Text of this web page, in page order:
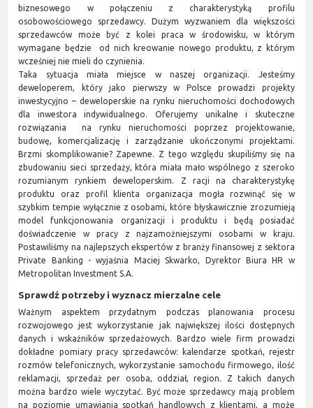
biznesowego w połączeniu z charakterystyką profilu
osobowościowego sprzedawcy. Dużym wyzwaniem dla większości
sprzedawców może być z kolei praca w środowisku, w którym
wymagane będzie od nich kreowanie nowego produktu, z którym
wcześniej nie mieli do czynienia.
Taka sytuacja miała miejsce w naszej organizacji. Jesteśmy
deweloperem, który jako pierwszy w Polsce prowadzi projekty
inwestycyjno – deweloperskie na rynku nieruchomości dochodowych
dla inwestora indywidualnego. Oferujemy unikalne i skuteczne
rozwiązania na rynku nieruchomości poprzez projektowanie,
budowę, komercjalizację i zarządzanie ukończonymi projektami.
Brzmi skomplikowanie? Zapewne. Z tego względu skupiliśmy się na
zbudowaniu sieci sprzedaży, która miała mało wspólnego z szeroko
rozumianym rynkiem deweloperskim. Z racji na charakterystykę
produktu oraz profil klienta organizacja mogła rozwinąć się w
szybkim tempie wyłącznie z osobami, które błyskawicznie zrozumieją
model funkcjonowania organizacji i produktu i będą posiadać
doświadczenie w pracy z najzamożniejszymi osobami w kraju.
Postawiliśmy na najlepszych ekspertów z branży finansowej z sektora
Private Banking - wyjaśnia Maciej Skwarko, Dyrektor Biura HR w
Metropolitan Investment S.A.
Sprawdź potrzeby i wyznacz mierzalne cele
Ważnym aspektem przydatnym podczas planowania procesu
rozwojowego jest wykorzystanie jak największej ilości dostępnych
danych i wskaźników sprzedażowych. Bardzo wiele firm prowadzi
dokładne pomiary pracy sprzedawców: kalendarze spotkań, rejestr
rozmów telefonicznych, wykorzystanie samochodu firmowego, ilość
reklamacji, sprzedaż per osoba, oddział, region. Z takich danych
można bardzo wiele wyczytać. Być może sprzedawcy mają problem
na poziomie umawiania spotkań handlowych z klientami, a może